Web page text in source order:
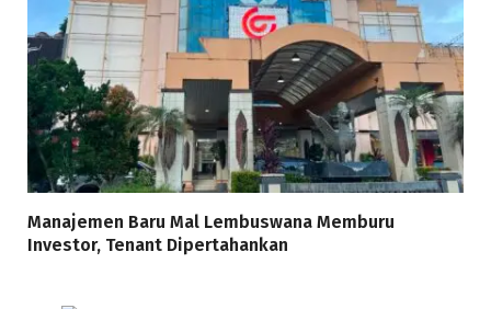
Manajemen Baru Mal Lembuswana Memburu
Investor, Tenant Dipertahankan